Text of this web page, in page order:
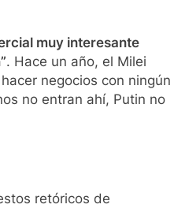
muy interesante
. Hace un año, el Milei
negocios con ningún
no entran ahí, Putin no
retóricos de